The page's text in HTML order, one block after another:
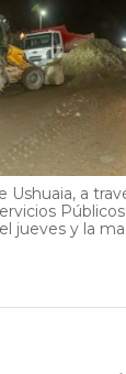
Ushuaia, a
jueves y la